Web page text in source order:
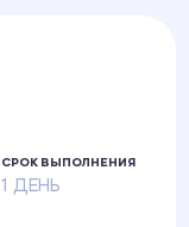
СРОК ВЫПОЛНЕНИЯ
1 ДЕНЬ